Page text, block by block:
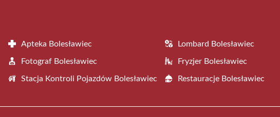
Apteka Bolesławiec Lombard Bolesławiec
Fotograf Bolesławiec Fryzjer Bolesławiec
Stacja Kontroli Pojazdów Bolesławiec Restauracje Bolesławiec